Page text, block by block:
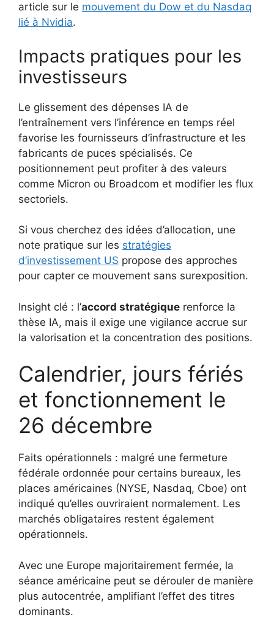
article sur le mouvement du Dow et du Nasdaq
lié à Nvidia.
Impacts pratiques pour les
investisseurs
Le glissement des dépenses IA de
l’entraînement vers l’inférence en temps réel
favorise les fournisseurs d’infrastructure et les
fabricants de puces spécialisés. Ce
positionnement peut profiter à des valeurs
comme Micron ou Broadcom et modifier les flux
sectoriels.
Si vous cherchez des idées d’allocation, une
note pratique sur les stratégies
d’investissement US propose des approches
pour capter ce mouvement sans surexposition.
Insight clé : l’accord stratégique renforce la
thèse IA, mais il exige une vigilance accrue sur
la valorisation et la concentration des positions.
Calendrier, jours fériés
et fonctionnement le
26 décembre
Faits opérationnels : malgré une fermeture
fédérale ordonnée pour certains bureaux, les
places américaines (NYSE, Nasdaq, Cboe) ont
indiqué qu’elles ouvriraient normalement. Les
marchés obligataires restent également
opérationnels.
Avec une Europe majoritairement fermée, la
séance américaine peut se dérouler de manière
plus autocentrée, amplifiant l’effet des titres
dominants.